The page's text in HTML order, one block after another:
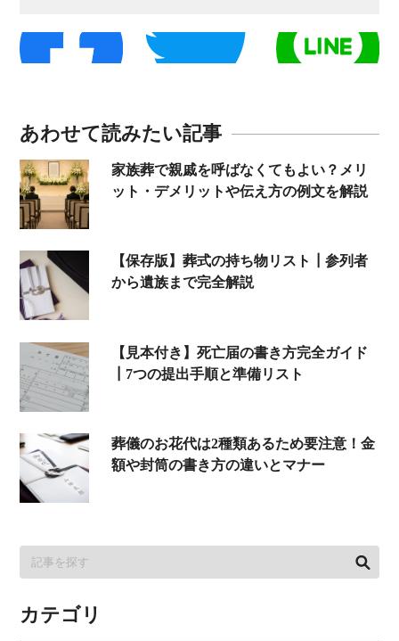
あわせて読みたい記事
家族葬で親戚を呼ばなくてもよい？メリ
ット・デメリットや伝え方の例文を解説
【保存版】葬式の持ち物リスト┃参列者
から遺族まで完全解説
【見本付き】死亡届の書き方完全ガイド
┃7つの提出手順と準備リスト
葬儀のお花代は2種類あるため要注意！金
額や封筒の書き方の違いとマナー
カテゴリ